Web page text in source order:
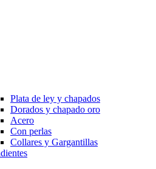
Plata de ley y chapados
Dorados y chapado oro
Acero
Con perlas
Collares y Gargantillas